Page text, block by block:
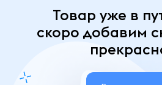
Товар уже в
скоро добавим